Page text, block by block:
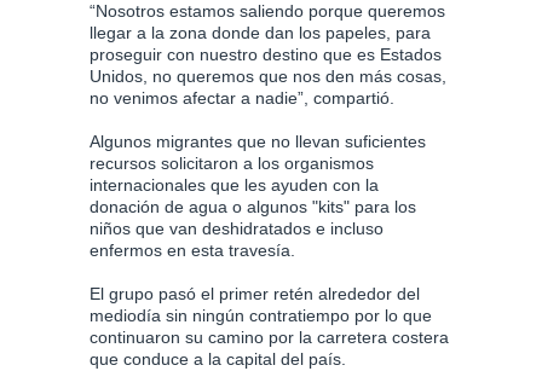
“Nosotros estamos saliendo porque queremos
llegar a la zona donde dan los papeles, para
proseguir con nuestro destino que es Estados
Unidos, no queremos que nos den más cosas,
no venimos afectar a nadie”, compartió.
Algunos migrantes que no llevan suficientes
recursos solicitaron a los organismos
internacionales que les ayuden con la
donación de agua o algunos "kits" para los
niños que van deshidratados e incluso
enfermos en esta travesía.
El grupo pasó el primer retén alrededor del
mediodía sin ningún contratiempo por lo que
continuaron su camino por la carretera costera
que conduce a la capital del país.